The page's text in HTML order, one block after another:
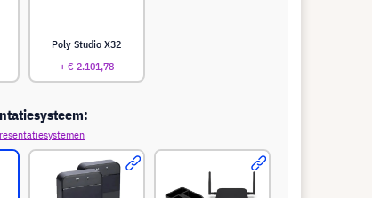
Poly Studio X32
+ € 2.101,78